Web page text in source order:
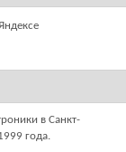
в Санкт-
года.